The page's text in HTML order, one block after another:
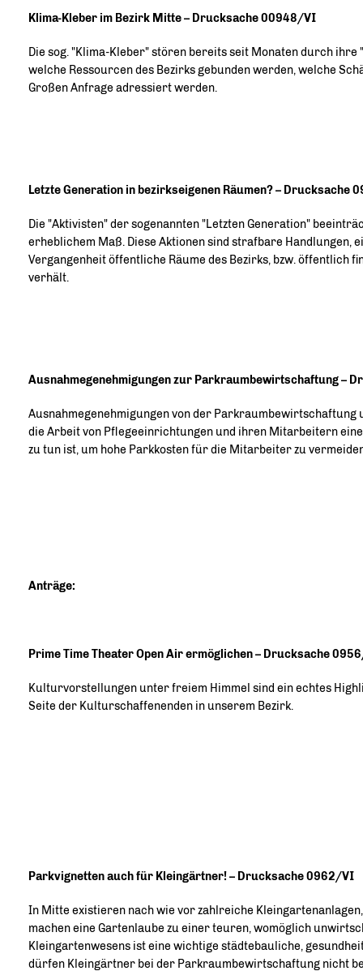
Klima-Kleber im Bezirk Mitte – Drucksache 00948/VI
Die sog. "Klima-Kleber" stören bereits seit Monaten durch
welche Ressourcen des Bezirks gebunden werden, welche
Großen Anfrage adressiert werden.
Letzte Generation in bezirkseigenen Räumen? – Drucksache
Die "Aktivisten" der sogenannten "Letzten Generation"
erheblichem Maß. Diese Aktionen sind strafbare
Vergangenheit öffentliche Räume des Bezirks, bzw. öffentlich
verhält.
Ausnahmegenehmigungen zur Parkraumbewirtschaftung –
Ausnahmegenehmigungen von der Parkraumbewirtschaftung
die Arbeit von Pflegeeinrichtungen und ihren Mitarbeitern
zu tun ist, um hohe Parkkosten für die Mitarbeiter zu
Anträge:
Prime Time Theater Open Air ermöglichen – Drucksache
Kulturvorstellungen unter freiem Himmel sind ein echtes
Seite der Kulturschaffenenden in unserem Bezirk.
Parkvignetten auch für Kleingärtner! – Drucksache 0962/VI
In Mitte existieren nach wie vor zahlreiche
machen eine Gartenlaube zu einer teuren, womöglich
Kleingartenwesens ist eine wichtige städtebauliche,
dürfen Kleingärtner bei der Parkraumbewirtschaftung nicht